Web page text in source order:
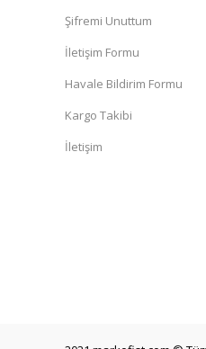
Şifremi Unuttum
İletişim Formu
Havale Bildirim Formu
Kargo Takibi
İletişim